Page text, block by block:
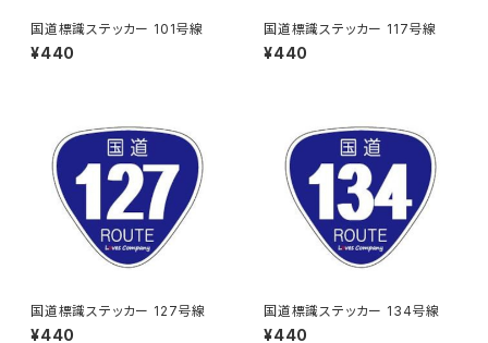
国道標識ステッカー 101号線
¥440
国道標識ステッカー 117号線
¥440
国道標識ステッカー 127号線
¥440
国道標識ステッカー 134号線
¥440